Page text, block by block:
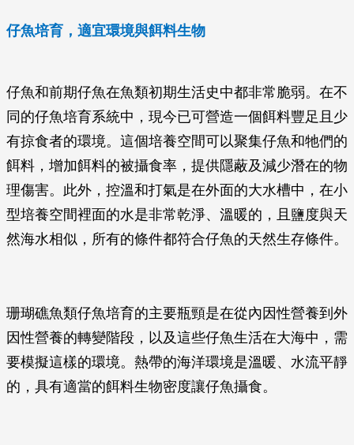
仔魚培育，適宜環境與餌料生物
仔魚和前期仔魚在魚類初期生活史中都非常脆弱。在不
同的仔魚培育系統中，現今已可營造一個餌料豐足且少
有掠食者的環境。這個培養空間可以聚集仔魚和牠們的
餌料，增加餌料的被攝食率，提供隱蔽及減少潛在的物
理傷害。此外，控溫和打氣是在外面的大水槽中，在小
型培養空間裡面的水是非常乾淨、溫暖的，且鹽度與天
然海水相似，所有的條件都符合仔魚的天然生存條件。
珊瑚礁魚類仔魚培育的主要瓶頸是在從內因性營養到外
因性營養的轉變階段，以及這些仔魚生活在大海中，需
要模擬這樣的環境。熱帶的海洋環境是溫暖、水流平靜
的，具有適當的餌料生物密度讓仔魚攝食。